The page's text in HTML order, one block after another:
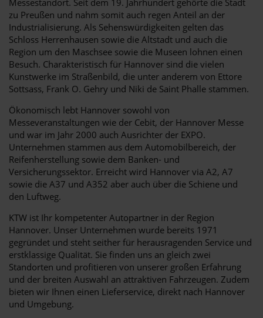
zu Preußen und nahm somit auch regen Anteil an der
Industrialisierung. Als Sehenswürdigkeiten gelten das
Schloss Herrenhausen sowie die Altstadt und auch die
Region um den Maschsee sowie die Museen lohnen einen
Besuch. Charakteristisch für Hannover sind die vielen
Kunstwerke im Straßenbild, die unter anderem von Ettore
Sottsass, Frank O. Gehry und Niki de Saint Phalle stammen.
Ökonomisch lebt Hannover sowohl von
Messeveranstaltungen wie der Cebit, der Hannover Messe
und war im Jahr 2000 auch Ausrichter der EXPO.
Unternehmen stammen aus dem Automobilbereich, der
Reifenherstellung sowie dem Banken- und
Versicherungssektor. Erreicht wird Hannover via A2, A7
sowie die A37 und A352 aber auch über die Schiene und
den Luftweg.
KTW ist Ihr kompetenter Autopartner in der Region
Hannover. Unser Unternehmen wurde bereits 1971
gegründet und steht seither für herausragenden Service und
erstklassige Qualität. Sie finden uns an gleich zwei
Standorten und profitieren von unserer großen Erfahrung
und der breiten Auswahl an attraktiven Fahrzeugen. Zudem
bieten wir Ihnen einen Lieferservice, direkt nach Hannover
und Umgebung.